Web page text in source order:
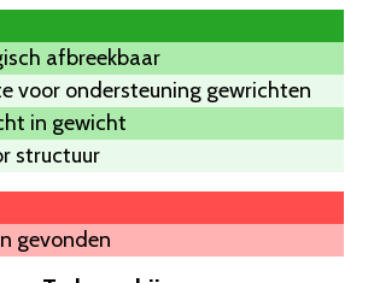
afbreekbaar
voor ondersteuning gewrichten
in gewicht
structuur
gevonden